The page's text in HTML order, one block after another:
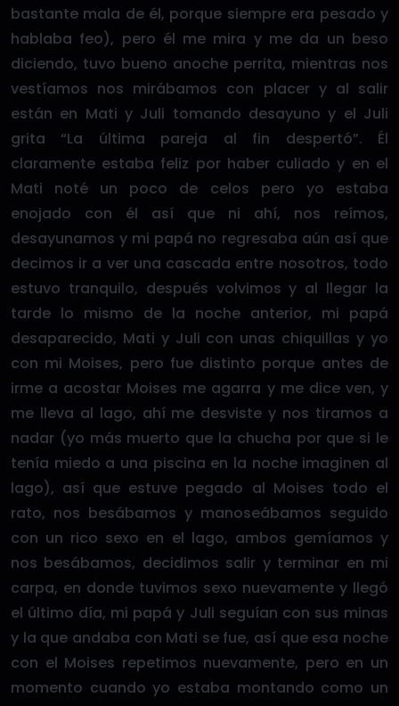
bastante mala de él, porque siempre era pesado y
hablaba feo), pero él me mira y me da un beso
diciendo, tuvo bueno anoche perrita, mientras nos
vestíamos nos mirábamos con placer y al salir
están en Mati y Juli tomando desayuno y el Juli
grita “La última pareja al fin despertó”. Él
claramente estaba feliz por haber culiado y en el
Mati noté un poco de celos pero yo estaba
enojado con él así que ni ahí, nos reímos,
desayunamos y mi papá no regresaba aún así que
decimos ir a ver una cascada entre nosotros, todo
estuvo tranquilo, después volvimos y al llegar la
tarde lo mismo de la noche anterior, mi papá
desaparecido, Mati y Juli con unas chiquillas y yo
con mi Moises, pero fue distinto porque antes de
irme a acostar Moises me agarra y me dice ven, y
me lleva al lago, ahí me desviste y nos tiramos a
nadar (yo más muerto que la chucha por que si le
tenía miedo a una piscina en la noche imaginen al
lago), así que estuve pegado al Moises todo el
rato, nos besábamos y manoseábamos seguido
con un rico sexo en el lago, ambos gemíamos y
nos besábamos, decidimos salir y terminar en mi
carpa, en donde tuvimos sexo nuevamente y llegó
el último día, mi papá y Juli seguían con sus minas
y la que andaba con Mati se fue, así que esa noche
con el Moises repetimos nuevamente, pero en un
momento cuando yo estaba montando como un